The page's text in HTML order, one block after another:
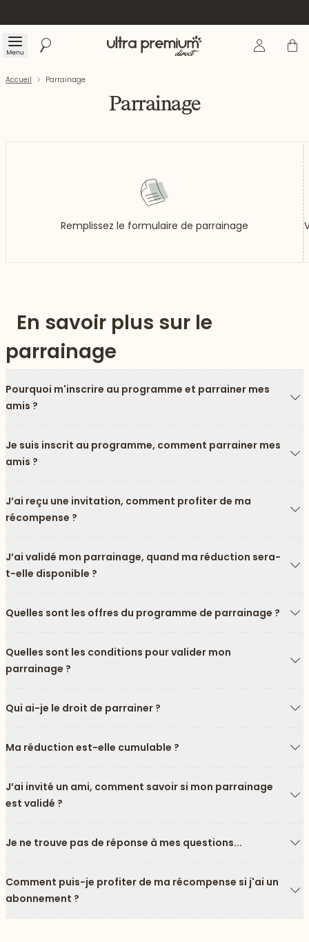
Menu Rechercher Accueil Se Panier
vers le bas
Accueil Parrainage
Parrainage
Remplissez le formulaire de parrainage
En savoir plus sur le
parrainage
Pourquoi m'inscrire au programme et parrainer mes
amis ?
Je suis inscrit au programme, comment parrainer mes
amis ?
J’ai reçu une invitation, comment profiter de ma
récompense ?
J’ai validé mon parrainage, quand ma réduction sera-
t-elle disponible ?
Quelles sont les offres du programme de parrainage ?
Quelles sont les conditions pour valider mon
parrainage ?
Qui ai-je le droit de parrainer ?
Ma réduction est-elle cumulable ?
J’ai invité un ami, comment savoir si mon parrainage
est validé ?
Je ne trouve pas de réponse à mes questions...
Comment puis-je profiter de ma récompense si j'ai un
abonnement ?